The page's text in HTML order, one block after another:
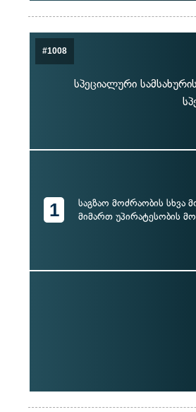
#1008
სპეციალური
1
საგზაო მოძრაობის სხვა
მიმართ უპირატესობის